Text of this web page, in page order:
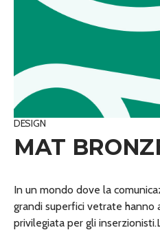
DESIGN
MAT
In un mondo dove la
grandi superfici vetrate hanno
privilegiata per gli